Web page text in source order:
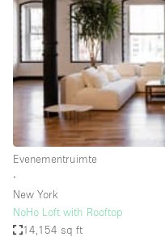
Creatieve ruimte
Dak
Evenementruimte
Foto / Filmstudio
Galerie
Hal
Herenhuis / Huis
Kantoorruimte
Evenementruimte
∙
New York
NoHo Loft with Rooftop
14,154 sq ft